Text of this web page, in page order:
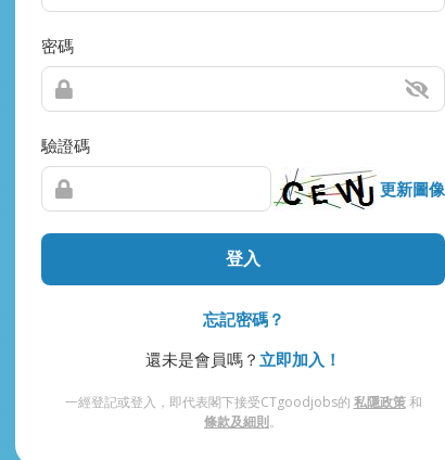
密碼
驗證碼
更新圖像
登入
忘記密碼？
還未是會員嗎？ 立即加入！
一經登記或登入，即代表閣下接受CTgoodjobs的 私隱政策和
條款及細則。